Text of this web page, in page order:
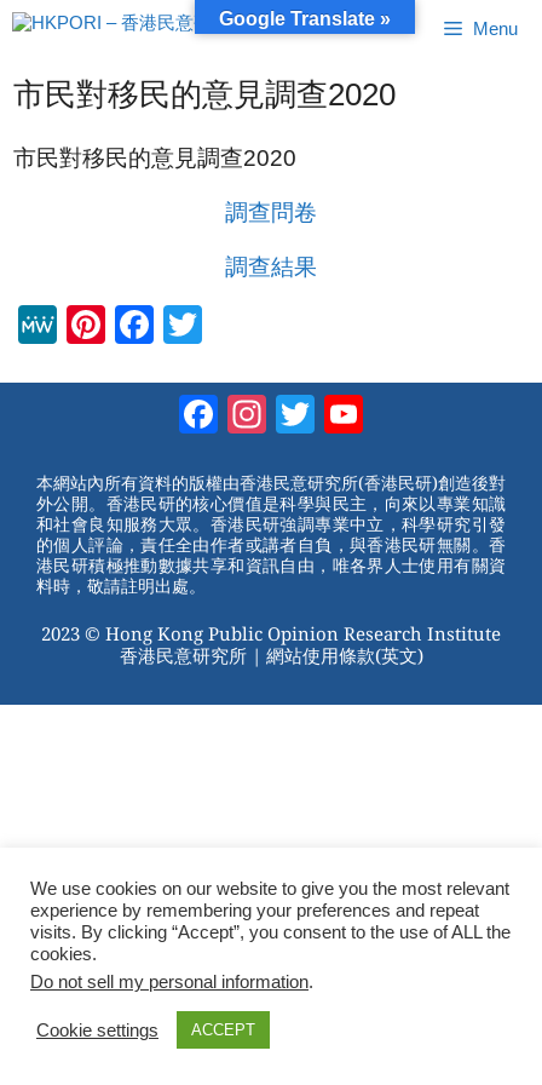
跳
至
容
Menu
市民對移民的意見調查2020
市民對移民的意見調查2020
調查問卷
調查結果
M
Pi
st
F
b
o
o
k
tt
er
Facebook
Instagram
Twitter
本網站內所有資料的版權由香港民意研究所(香港民研)創造後對
外公開。香港民研的核心價值是科學與民主，向來以專業知識
和社會良知服務大眾。香港民研強調專業中立，科學研究引發
的個人評論，責任全由作者或講者自負，與香港民研無關。香
港民研積極推動數據共享和資訊自由，唯各界人士使用有關資
料時，敬請註明出處。
2023 © Hong Kong Public Opinion Research Institute
香港民意研究所 | 網站使用條款(英文)
We use cookies on our website to give you the most relevant
experience by remembering your preferences and repeat
visits. By clicking “Accept”, you consent to the use of ALL the
cookies.
Do not sell my personal information.
Cookie settings ACCEPT
Google Translate »